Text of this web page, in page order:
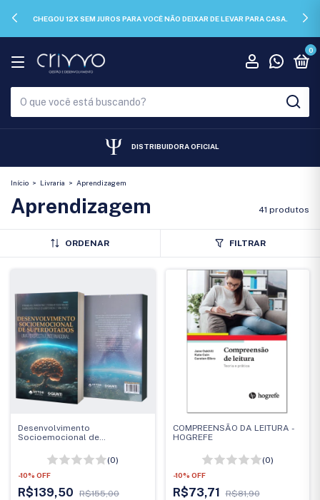
CHEGOU 12X SEM JUROS PARA VOCÊ NÃO DEIXAR DE LEVAR PARA CASA.
0
DISTRIBUIDORA OFICIAL
Início > Livraria > Aprendizagem
Aprendizagem 41 produtos
ORDENAR FILTRAR
Desenvolvimento
Socioemocional de
(0)
-10% OFF
R$139,50
R$155,00
COMPREENSÃO DA LEITURA -
HOGREFE
(0)
-10% OFF
R$73,71
R$81,90